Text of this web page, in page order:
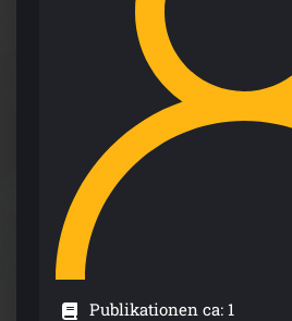
Publikationen ca: 1